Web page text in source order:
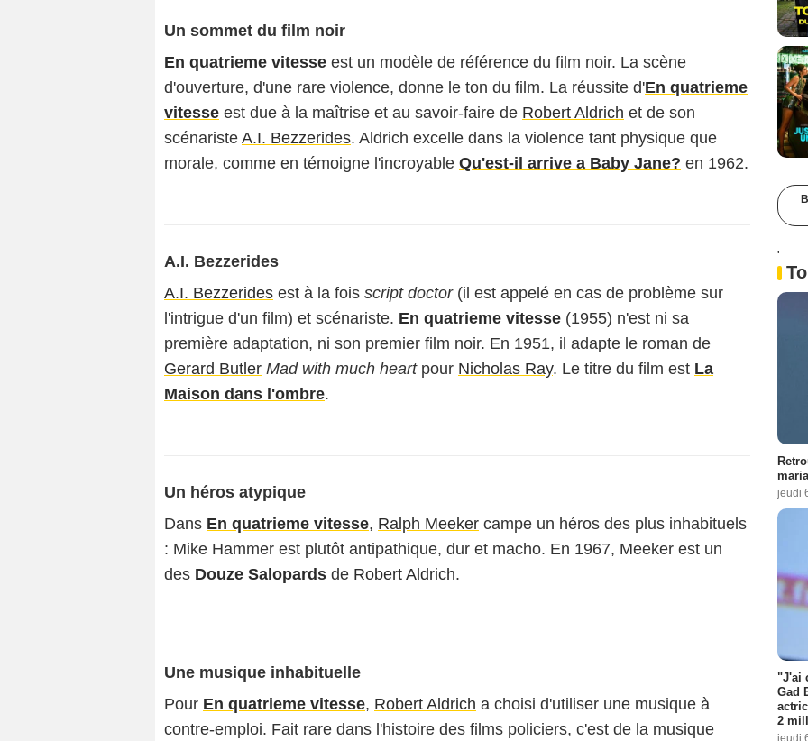
Un sommet du film noir
En quatrieme vitesse est un modèle de référence du film noir. La scène
d'ouverture, d'une rare violence, donne le ton du film. La réussite d'En quatrieme
vitesse est due à la maîtrise et au savoir-faire de Robert Aldrich et de son
scénariste A.I. Bezzerides. Aldrich excelle dans la violence tant physique que
morale, comme en témoigne l'incroyable Qu'est-il arrive a Baby Jane? en 1962.
A.I. Bezzerides
A.I. Bezzerides est à la fois script doctor(il est appelé en cas de problème sur
l'intrigue d'un film) et scénariste. En quatrieme vitesse (1955) n'est ni sa
première adaptation, ni son premier film noir. En 1951, il adapte le roman de
Gerard Butler Mad with much heartpour Nicholas Ray. Le titre du film est La
Maison dans l'ombre.
Un héros atypique
Dans En quatrieme vitesse, Ralph Meeker campe un héros des plus inhabituels
: Mike Hammer est plutôt antipathique, dur et macho. En 1967, Meeker est un
des Douze Salopards de Robert Aldrich.
Une musique inhabituelle
Pour En quatrieme vitesse, Robert Aldrich a choisi d'utiliser une musique à
contre-emploi. Fait rare dans l'histoire des films policiers, c'est de la musique
'
jeudi
"J'ai
Gad
2
jeudi